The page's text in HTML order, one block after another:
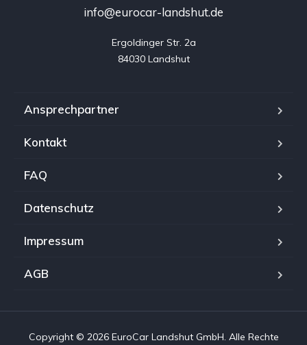
info@eurocar-landshut.de
Ergoldinger Str. 2a
84030 Landshut
Ansprechpartner
Kontakt
FAQ
Datenschutz
Impressum
AGB
Copyright © 2026 EuroCar Landshut GmbH. Alle Rechte